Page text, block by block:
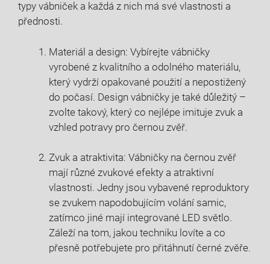
typy vábniček a každá z nich má své vlastnosti a
přednosti.
Materiál a design: Vybírejte vábničky
vyrobené z kvalitního a odolného materiálu,
který vydrží opakované použití a nepostižený
do počasí. Design vábničky je také důležitý –
zvolte takový, který co nejlépe imituje zvuk a
vzhled potravy pro černou zvěř.
Zvuk a atraktivita: Vábničky na černou zvěř
mají různé zvukové efekty a atraktivní
vlastnosti. Jedny jsou vybavené reproduktory
se zvukem napodobujícím volání samic,
zatímco jiné mají integrované LED světlo.
Záleží na tom, jakou techniku lovíte a co
přesně potřebujete pro přitáhnutí černé zvěře.